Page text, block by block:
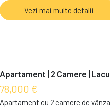
Vezi mai multe detalii
Apartament | 2 Camere |
78,000 €
Apartament cu 2 camere de